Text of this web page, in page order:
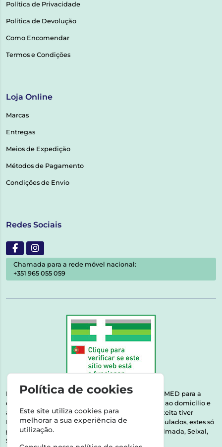
Política de Privacidade
Política de Devolução
Como Encomendar
Termos e Condições
Loja Online
Marcas
Entregas
Meios de Expedição
Métodos de Pagamento
Condições de Envio
Redes Sociais
Chamada para a rede móvel nacional:
+351 965 055 059
Esta farmácia encontra-se autorizada pelo INFARMED para a
dispensa de medicamentos e produtos de saúde ao domicílio e
através da internet. Medicamentos | Se na sua receita tiver
MSRM, MNSRM, MSRMV ou Medicamentos Manipulados, estes só
podem ser entregues nos seguintes concelhos: Almada, Seixal,
Sesimbra, Oeiras e Lisboa.
Política de cookies
Este site utiliza cookies para
melhorar a sua experiência de
utilização.